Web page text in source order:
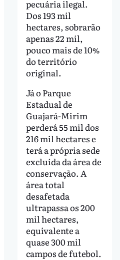
pecuária ilegal.
Dos 193 mil
hectares, sobrarão
apenas 22 mil,
pouco mais de 10%
do território
original.
Já o Parque
Estadual de
Guajará-Mirim
perderá 55 mil dos
216 mil hectares e
terá a própria sede
excluída da área de
conservação. A
área total
desafetada
ultrapassa os 200
mil hectares,
equivalente a
quase 300 mil
campos de futebol.